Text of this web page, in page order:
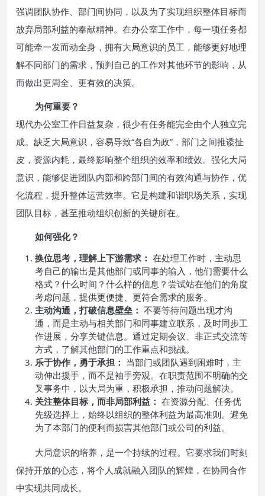
强调团队协作、部门间协同，以及为了实现组织整体目标而
放弃局部利益的奉献精神。在办公室工作中，每一项任务都
可能牵一发而动全身，拥有大局意识的员工，能够更好地理
解不同部门的需求，预判自己的工作对其他环节的影响，从
而做出更周全、更有效的决策。
为何重要？
现代办公室工作日益复杂，很少有任务能完全由个人独立完
成。缺乏大局意识，容易导致“各自为政”，部门之间推诿扯
皮，资源内耗，最终影响整个组织的效率和绩效。强化大局
意识，能够促进团队内部和跨部门间的有效沟通与协作，优
化流程，提升整体运营效率。它是构建和谐职场关系，实现
团队目标，甚至推动组织创新的关键所在。
如何强化？
换位思考，理解上下游需求： 在处理工作时，主动思
考自己的输出是其他部门或同事的输入，他们需要什么
格式？什么时间？什么样的信息？尝试站在他们的角度
考虑问题，提供更便捷、更符合需求的服务。
主动沟通，打破信息壁垒： 不要等待问题出现才沟
通，而是主动与相关部门和同事建立联系，及时同步工
作进展，分享关键信息。通过定期会议、非正式交流等
方式，了解其他部门的工作重点和挑战。
乐于协作，勇于承担： 当部门或团队遇到困难时，主
动伸出援手，而不是袖手旁观。在职责范围不明确的交
叉事务中，以大局为重，积极承担，推动问题解决。
关注整体目标，而非局部利益： 在资源分配、任务优
先级选择上，始终以组织的整体利益为最高准则。避免
为了本部门的便利而损害其他部门或公司的利益。
大局意识的培养，是一个持续的过程。它要求我们时刻
保持开放的心态，将个人成就融入团队的辉煌，在协同合作
中实现共同成长。